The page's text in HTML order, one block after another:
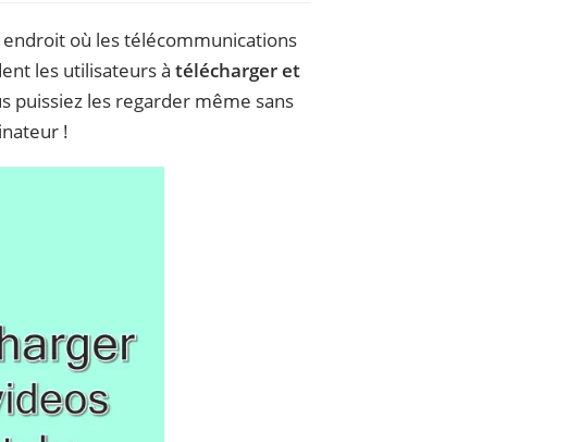
où les télécommunications
les utilisateurs à télécharger et
puissiez les regarder même sans
!